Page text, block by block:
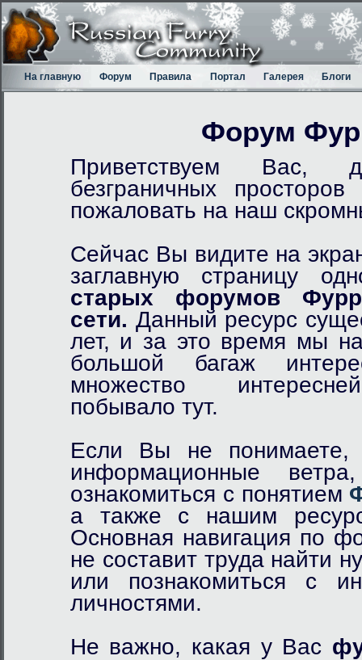
На главную Форум Правила Портал Галерея Блоги
Форум
Приветствуем Вас,
безграничных
пожаловать на наш
Сейчас Вы видите на
заглавную страницу
старых форумов
сети. Данный ресурс
лет, и за это время мы
большой багаж
множество
побывало тут.
Если Вы не понимаете,
информационные
ознакомиться с понятием
а также с нашим
Основная навигация по
не составит труда найти
или познакомиться с
личностями.
Не важно, какая у Вас